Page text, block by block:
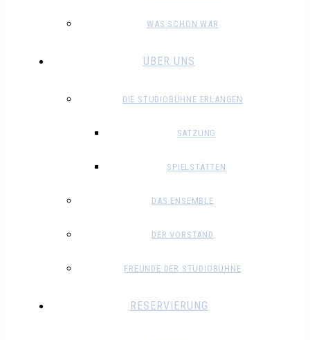
WAS SCHON WAR
ÜBER UNS
DIE STUDIOBÜHNE ERLANGEN
SATZUNG
SPIELSTÄTTEN
DAS ENSEMBLE
DER VORSTAND
FREUNDE DER STUDIOBÜHNE
RESERVIERUNG